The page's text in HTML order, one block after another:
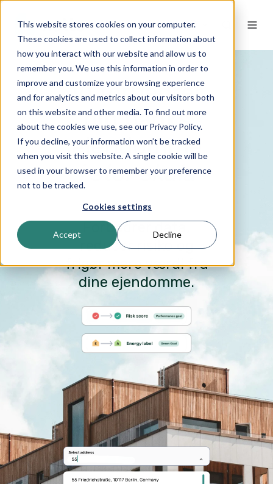
This website stores cookies on your computer.
These cookies are used to collect information about
how you interact with our website and allow us to
remember you. We use this information in order to
improve and customize your browsing experience
and for analytics and metrics about our visitors both
on this website and other media. To find out more
about the cookies we use, see our Privacy Policy.
If you decline, your information won’t be tracked
when you visit this website. A single cookie will be
used in your browser to remember your preference
not to be tracked.
Cookies settings
Accept Decline
DA
Vi forbedrer
din banks
ejendomme
i stor skala
Forbedrer data,
reducer risiko og
frigør mere værdi fra
dine ejendomme.